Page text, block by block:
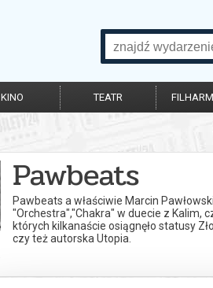
KINO TEATR
Pawbeats
Pawbeats a właściwie Marcin
"Orchestra","Chakra" w duecie z Kalim,
których kilkanaście osiągnęło statusy
czy też autorska Utopia.